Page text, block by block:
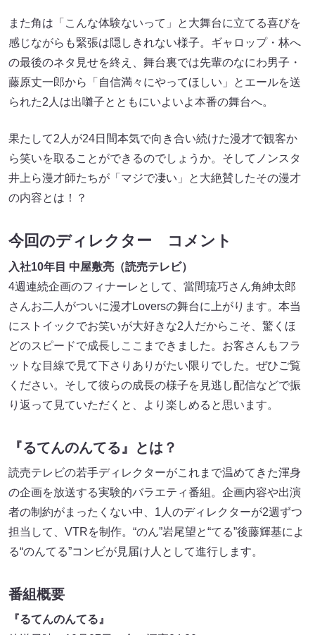
また角は「こんな体験ないって」と大舞台に立てる喜びを
感じながらも緊張は隠しきれない様子。ギャロップ・林へ
の最後のネタ見せを終え、舞台裏では先輩のなにわ男子・
藤原丈一郎から「自信満々にやってほしい」とエールを送
られた2人は出囃子とともにいよいよ本番の舞台へ。
果たして2人が24日間本気で向き合い続けた漫才で観客か
ら笑いを取ることができるのでしょうか。そしてノンスタ
井上ら漫才師たちが「マジで凄い」と大絶賛したその漫才
の内容とは！？
今回のディレクター コメント
入社10年目 中屋敷亮（読売テレビ）
4週連続企画のフィナーレとして、當間琉巧さん角紳太郎
さんお二人がついに漫才Loversの舞台に上がります。本当
にストイックでお笑いが大好きな2人だからこそ、驚くほ
どのスピードで成長しここまできました。お客さんもフラ
ットな目線で見て下さりありがたい限りでした。ぜひご覧
ください。そして彼らの成長の様子を見逃し配信などで振
り返って見ていただくと、より楽しめると思います。
『るてんのんてる』とは？
読売テレビの若手ディレクターがこれまで温めてきた渾身
の企画を放送する実験的バラエティ番組。企画内容や出演
者の制約がまったくない中、1人のディレクターが2週ずつ
担当して、VTRを制作。“のん”岩尾望と“てる”後藤輝基によ
る“のんてる”コンビが見届け人として進行します。
番組概要
『るてんのんてる』